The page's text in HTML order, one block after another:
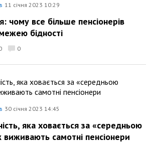
11 січня 2023 10:29
чому все більше пенсіонерів
бідності
0
30 січня 2023 14:45
яка ховається за «середньою
виживають самотні пенсіонери